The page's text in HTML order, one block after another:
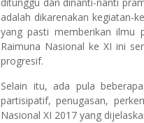
ditunggu dan dinanti-nanti
adalah dikarenakan kegiatan-
yang pasti memberikan ilmu
Raimuna Nasional ke XI ini
progresif.
Selain itu, ada pula
partisipatif, penugasan,
Nasional XI 2017 yang